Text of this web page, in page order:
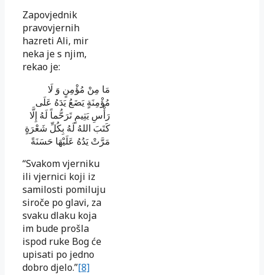
Zapovjednik
pravovjernih
hazreti Ali, mir
neka je s njim,
rekao je:
مَا مِنْ مُؤْمِنٍ وَ لَا
مُؤْمِنَةٍ يَضَعُ يَدَهُ عَلَى
رَأْسِ يَتِيمٍ تَرَحُّماً لَهُ إِلَّا
كَتَبَ اللهُ لَهُ بِكُلِّ شَعْرَةٍ
مَرَّتْ يَدُهُ عَلَيْهَا حَسَنَةً
“Svakom vjerniku
ili vjernici koji iz
samilosti pomiluju
siroče po glavi, za
svaku dlaku koja
im bude prošla
ispod ruke Bog će
upisati po jedno
dobro djelo.”[8]